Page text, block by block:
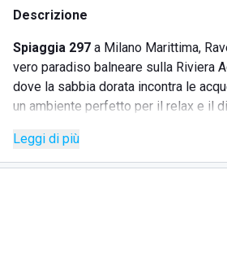
Descrizione
Spiaggia 297 a Milano Marittima,
vero paradiso balneare sulla Riviera
dove la sabbia dorata incontra le
un ambiente perfetto per il relax e il
indimenticabile per ogni visitatore.
Leggi di più